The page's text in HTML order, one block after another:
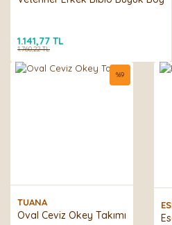
1.141,77 TL
1.760,22 TL
TUANA
Oval Ceviz Okey Takımı
%9